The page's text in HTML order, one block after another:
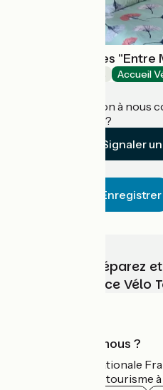
Chambre d'hôtes "Entre
Accueil
Une information à nous
établissement ?
Signaler
Enregistrer
Choisissez, préparez
vélo avec France Vélo
Qui sommes-nous ?
L'association nationale
guide officiel du tourisme